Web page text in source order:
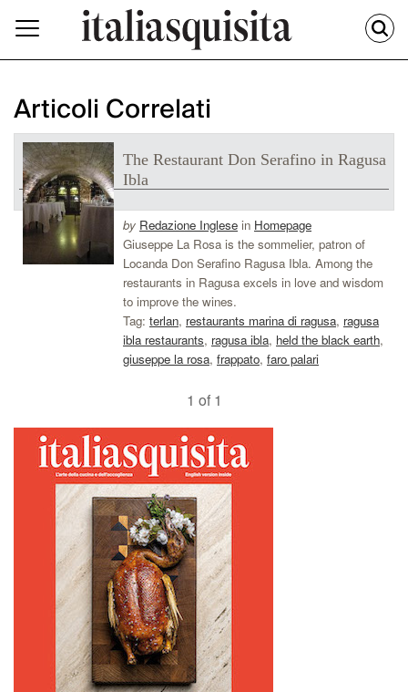
Articoli Correlati
The Restaurant Don Serafino in Ragusa
Ibla
by Redazione Inglese in Homepage
Giuseppe La Rosa is the sommelier, patron of
Locanda Don Serafino Ragusa Ibla. Among the
restaurants in Ragusa excels in love and wisdom
to improve the wines.
Tag: terlan, restaurants marina di ragusa, ragusa
ibla restaurants, ragusa ibla, held the black earth,
giuseppe la rosa, frappato, faro palari
1 of 1